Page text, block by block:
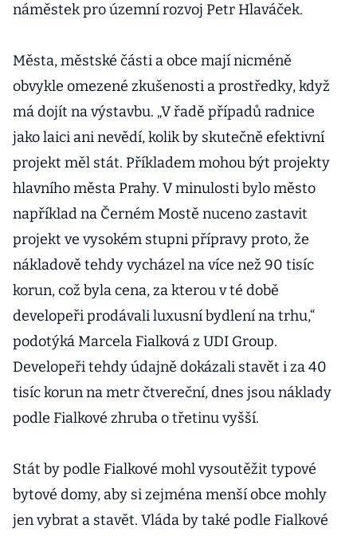
náměstek pro územní rozvoj Petr Hlaváček.
Města, městské části a obce mají nicméně
obvykle omezené zkušenosti a prostředky, když
má dojít na výstavbu. „V řadě případů radnice
jako laici ani nevědí, kolik by skutečně efektivní
projekt měl stát. Příkladem mohou být projekty
hlavního města Prahy. V minulosti bylo město
například na Černém Mostě nuceno zastavit
projekt ve vysokém stupni přípravy proto, že
nákladově tehdy vycházel na více než 90 tisíc
korun, což byla cena, za kterou v té době
developeři prodávali luxusní bydlení na trhu,“
podotýká Marcela Fialková z UDI Group.
Developeři tehdy údajně dokázali stavět i za 40
tisíc korun na metr čtvereční, dnes jsou náklady
podle Fialkové zhruba o třetinu vyšší.
Stát by podle Fialkové mohl vysoutěžit typové
bytové domy, aby si zejména menší obce mohly
jen vybrat a stavět. Vláda by také podle Fialkové